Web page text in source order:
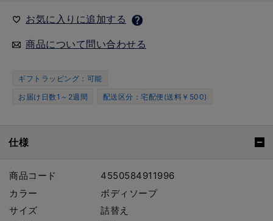
お気に入りに追加する
商品について問い合わせる
ギフトラッピング：可能
お届け日数1～2週間
配送区分：宅配便(送料￥500)
仕様
商品コード
4550584911996
カラー
ボディソープ
サイズ
詰替え